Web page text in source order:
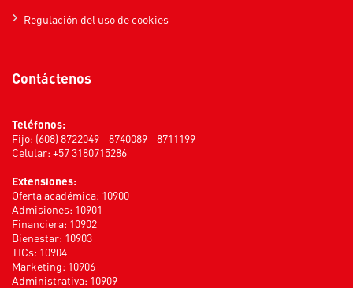
Regulación del uso de cookies
Contáctenos
Teléfonos:
Fijo: (608) 8722049 - 8740089 - 8711199
Celular: +57 3180715286
Extensiones:
Oferta académica: 10900
Admisiones: 10901
Financiera: 10902
Bienestar: 10903
TICs: 10904
Marketing: 10906
Administrativa: 10909